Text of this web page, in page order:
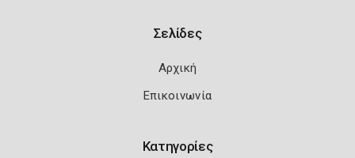
Σελίδες
Αρχική
Επικοινωνία
Κατηγορίες